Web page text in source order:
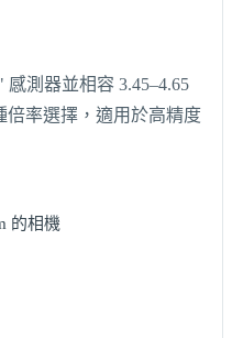
測器並相容 3.45–4.65
倍率選擇，適用於高精度
的相機